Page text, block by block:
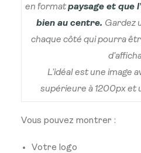
en formatpaysage et que
bien au centre. Gardez
chaque côté qui pourra
L’idéal est une image
supérieure à 1200px et
Vous pouvez montrer :
Votre logo